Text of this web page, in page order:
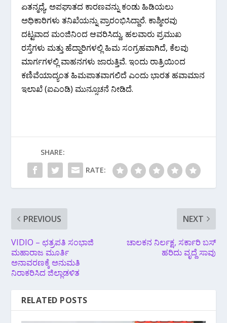
ಏತನ್ಮಧ್ಯೆ, ಅಪಘಾತದ ಕಾರಣವನ್ನು ಕಂಡು ಹಿಡಿಯಲು
ಅಧಿಕಾರಿಗಳು ತನಿಖೆಯನ್ನು ಪ್ರಾರಂಭಿಸಿದ್ದಾರೆ. ಕಾಶ್ಮೀರವು
ದಟ್ಟವಾದ ಮಂಜಿನಿಂದ ಆವರಿಸಿದ್ದು, ಹಲವಾರು ಪ್ರಮುಖ
ರಸ್ತೆಗಳು ಮತ್ತು ಹೆದ್ದಾರಿಗಳಲ್ಲಿ ಹಿಮ ಸಂಗ್ರಹವಾಗಿದೆ, ಕೆಲವು
ಮಾರ್ಗಗಳಲ್ಲಿ ವಾಹನಗಳು ಜಾರುತ್ತಿವೆ. ಇಂದು ರಾತ್ರಿಯಿಂದ
ಕಣಿವೆಯಾದ್ಯಂತ ಹಿಮಪಾತವಾಗಲಿದೆ ಎಂದು ಭಾರತ ಹವಾಮಾನ
ಇಲಾಖೆ (ಐಎಂಡಿ) ಮುನ್ಸೂಚನೆ ನೀಡಿದೆ.
SHARE:
RATE:
PREVIOUS
VIDIO – ಛತ್ರಪತಿ ಸಂಭಾಜಿ
ಮಹಾರಾಜ ಮೂರ್ತಿ
ಅನಾವರಣಕ್ಕೆ ಅನುಮತಿ
ನಿರಾಕರಿಸಿದ ಜಿಲ್ಲಾಡಳಿತ
NEXT
ಚಾಲಕನ ನಿರ್ಲಕ್ಷ, ಸರ್ಕಾರಿ ಬಸ್
ಹರಿದು ವೃದ್ದೆ ಸಾವು
RELATED POSTS